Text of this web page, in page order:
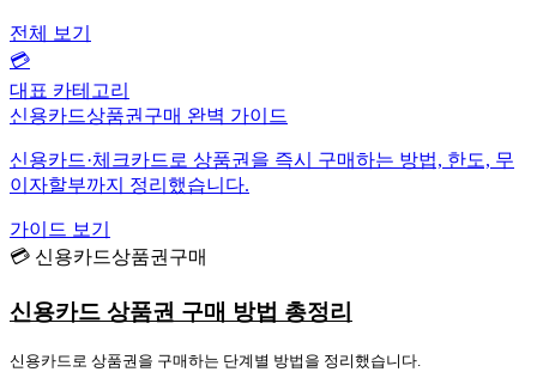
전체 보기
💳
대표 카테고리
신용카드상품권구매 완벽 가이드
신용카드·체크카드로 상품권을 즉시 구매하는 방법, 한도, 무
이자할부까지 정리했습니다.
가이드 보기
💳 신용카드상품권구매
신용카드 상품권 구매 방법 총정리
신용카드로 상품권을 구매하는 단계별 방법을 정리했습니다.